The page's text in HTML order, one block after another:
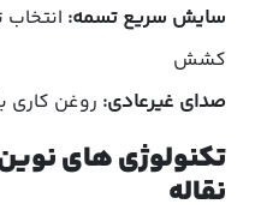
سایش سریع تسمه:
کشش
صدای غیرعادی: روغن کاری
تکنولوژی های
نقاله